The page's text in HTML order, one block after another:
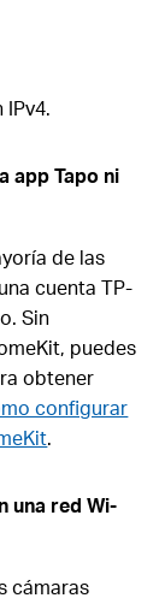
IPv4.
app Tapo ni
de las
cuenta TP-
Sin
puedes
obtener
configurar
.
una red Wi-
cámaras